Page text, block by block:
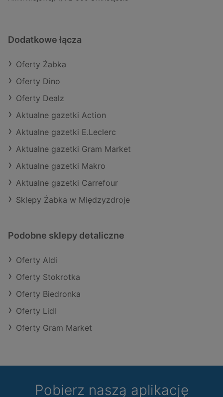
Dodatkowe łącza
Oferty Żabka
Oferty Dino
Oferty Dealz
Aktualne gazetki Action
Aktualne gazetki E.Leclerc
Aktualne gazetki Gram Market
Aktualne gazetki Makro
Aktualne gazetki Carrefour
Sklepy Żabka w Międzyzdroje
Podobne sklepy detaliczne
Oferty Aldi
Oferty Stokrotka
Oferty Biedronka
Oferty Lidl
Oferty Gram Market
Pobierz naszą aplikację